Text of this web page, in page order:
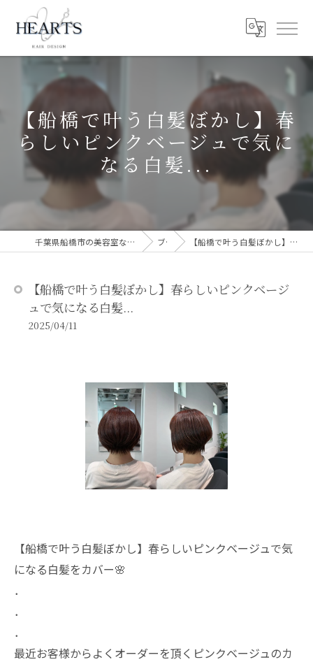
【船橋で叶う白髪ぼかし】春
らしいピンクベージュで気に
なる白髪...
千葉県船橋市の美容室ならHEARTS 船橋 白髪ぼかし 脱白髪染め ブログ 【船橋で叶う白髪ぼかし】春らしいピンクベージュで気になる白髪...
【船橋で叶う白髪ぼかし】春らしいピンクベージ
ュで気になる白髪...
2025/04/11
【船橋で叶う白髪ぼかし】春らしいピンクベージュで気
になる白髪をカバー🌸
．
．
．
最近お客様からよくオーダーを頂くピンクベージュのカ